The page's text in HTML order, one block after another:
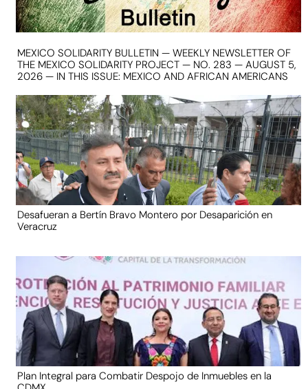
MEXICO SOLIDARITY BULLETIN — WEEKLY NEWSLETTER OF
THE MEXICO SOLIDARITY PROJECT — NO. 283 — AUGUST 5,
2026 — IN THIS ISSUE: MEXICO AND AFRICAN AMERICANS
Desafueran a Bertín Bravo Montero por Desaparición en
Veracruz
Plan Integral para Combatir Despojo de Inmuebles en la